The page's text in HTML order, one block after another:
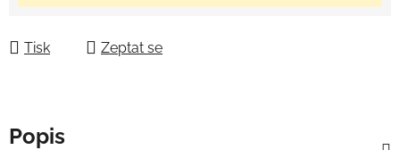
Tisk Zeptat se
Popis